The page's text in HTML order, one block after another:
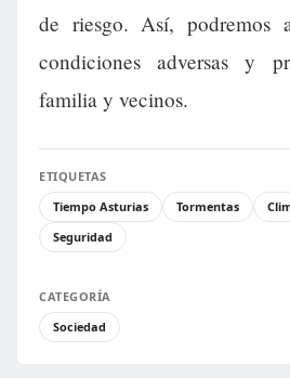
de riesgo. Así, podremos
condiciones adversas y
familia y vecinos.
ETIQUETAS
Tiempo Asturias
Tormentas
Seguridad
CATEGORÍA
Sociedad